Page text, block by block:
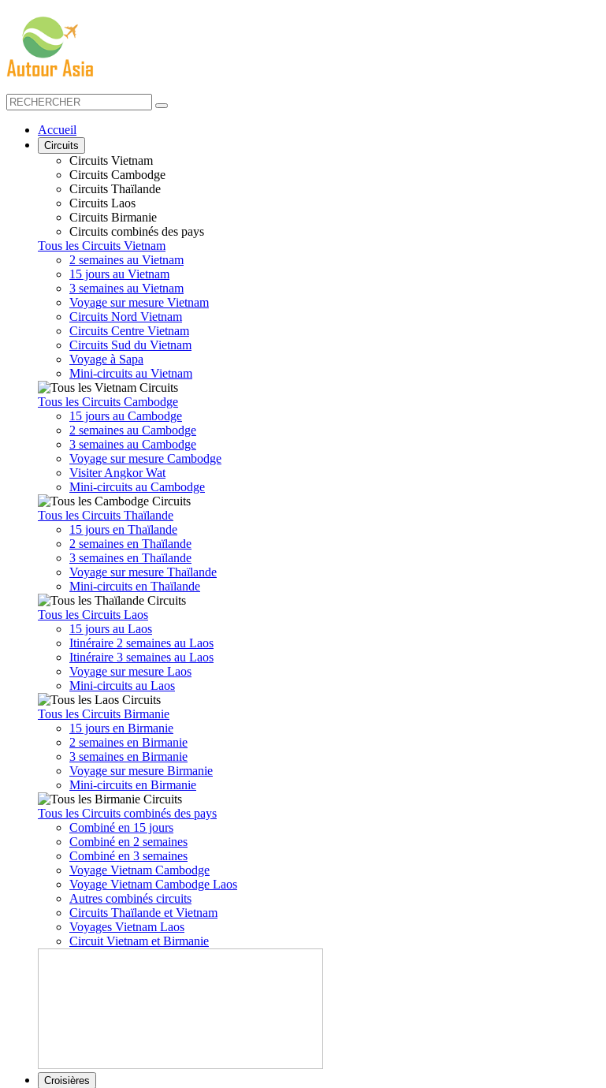
Accueil
Circuits
Circuits Vietnam
Circuits Cambodge
Circuits Thaïlande
Circuits Laos
Circuits Birmanie
Circuits combinés des pays
Tous les Circuits Vietnam
2 semaines au Vietnam
15 jours au Vietnam
3 semaines au Vietnam
Voyage sur mesure Vietnam
Circuits Nord Vietnam
Circuits Centre Vietnam
Circuits Sud du Vietnam
Voyage à Sapa
Mini-circuits au Vietnam
Tous les Circuits Cambodge
15 jours au Cambodge
2 semaines au Cambodge
3 semaines au Cambodge
Voyage sur mesure Cambodge
Visiter Angkor Wat
Mini-circuits au Cambodge
Tous les Circuits Thaïlande
15 jours en Thaïlande
2 semaines en Thaïlande
3 semaines en Thaïlande
Voyage sur mesure Thaïlande
Mini-circuits en Thaïlande
Tous les Circuits Laos
15 jours au Laos
Itinéraire 2 semaines au Laos
Itinéraire 3 semaines au Laos
Voyage sur mesure Laos
Mini-circuits au Laos
Tous les Circuits Birmanie
15 jours en Birmanie
2 semaines en Birmanie
3 semaines en Birmanie
Voyage sur mesure Birmanie
Mini-circuits en Birmanie
Tous les Circuits combinés des pays
Combiné en 15 jours
Combiné en 2 semaines
Combiné en 3 semaines
Voyage Vietnam Cambodge
Voyage Vietnam Cambodge Laos
Autres combinés circuits
Circuits Thaïlande et Vietnam
Voyages Vietnam Laos
Circuit Vietnam et Birmanie
Croisières